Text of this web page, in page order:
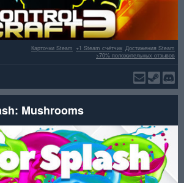
Достижения Steam
+1 Steam счётчик
Карточки Steam
>70% положительных отзывов
Mushrooms